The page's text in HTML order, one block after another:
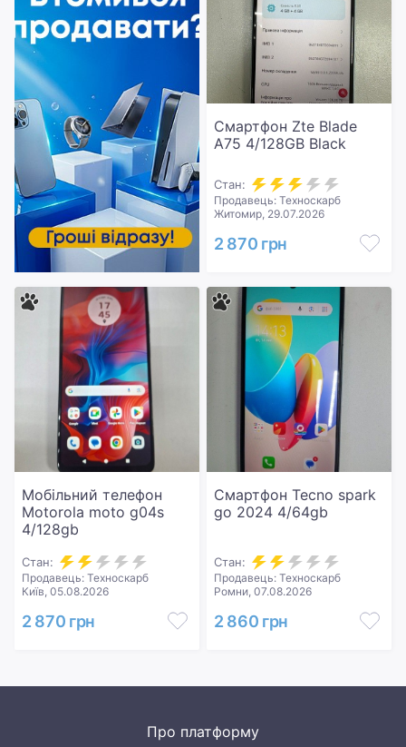
Смартфон Zte Blade
A75 4/128GB Black
Стан:
Продавець: Техноскарб
Житомир, 29.07.2026
2 870 грн
Мобільний телефон
Motorola moto g04s
4/128gb
Стан:
Продавець: Техноскарб
Київ, 05.08.2026
2 870 грн
Смартфон Tecno spark
go 2024 4/64gb
Стан:
Продавець: Техноскарб
Ромни, 07.08.2026
2 860 грн
Про платформу